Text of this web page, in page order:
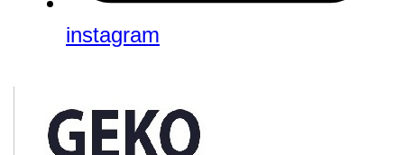
instagram